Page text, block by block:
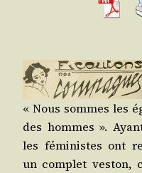
« Nous sommes les
des hommes ».
les fémi­nistes ont
un com­plet ves­ton,